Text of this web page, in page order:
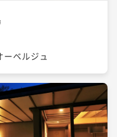
ーベルジュ